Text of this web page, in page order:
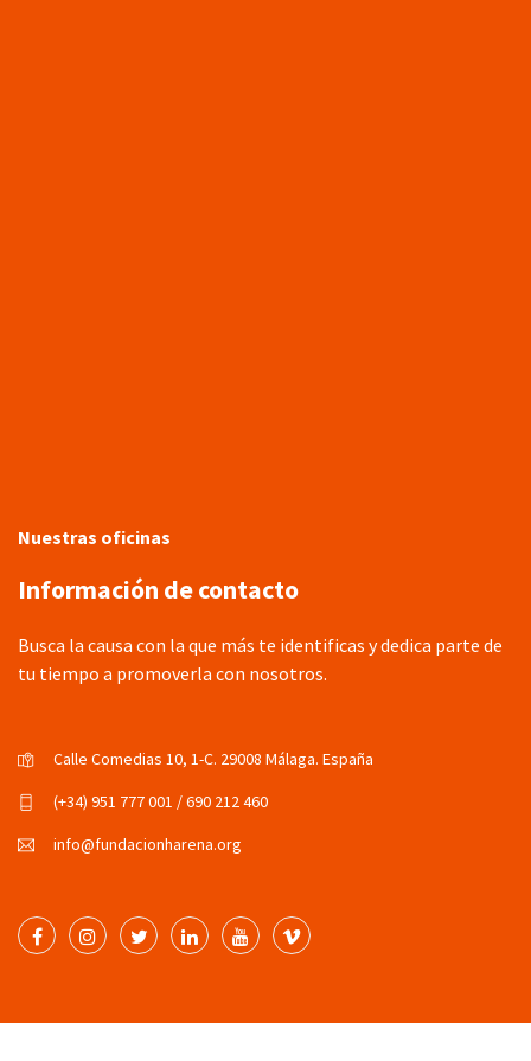
Nuestras oficinas
Información de contacto
Busca la causa con la que más te identificas y dedica parte de
tu tiempo a promoverla con nosotros.
Calle Comedias 10, 1-C. 29008 Málaga. España
(+34) 951 777 001 / 690 212 460
info@fundacionharena.org